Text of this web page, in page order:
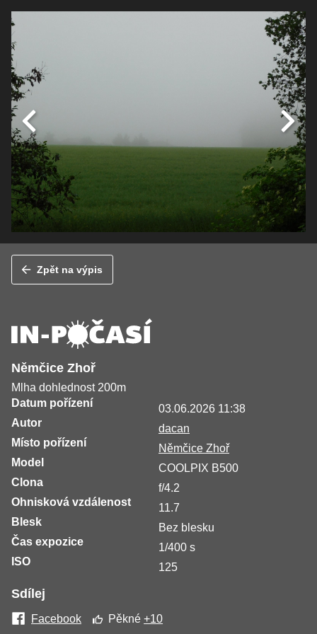
Zpět na výpis
Němčice Zhoř
Mlha dohlednost 200m
Datum pořízení
03.06.2026 11:38
Autor
dacan
Místo pořízení
Němčice Zhoř
Model
COOLPIX B500
Clona
f/4.2
Ohnisková vzdálenost
11.7
Blesk
Bez blesku
Čas expozice
1/400 s
ISO
125
Sdílej
Facebook Pěkné+10